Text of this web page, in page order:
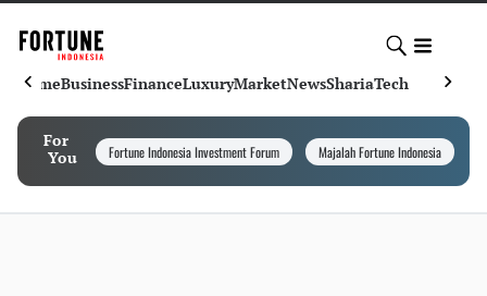
HomeBusinessFinanceLuxuryMarketNewsShariaTech
For
You
Fortune Indonesia Investment Forum Majalah Fortune Indonesia